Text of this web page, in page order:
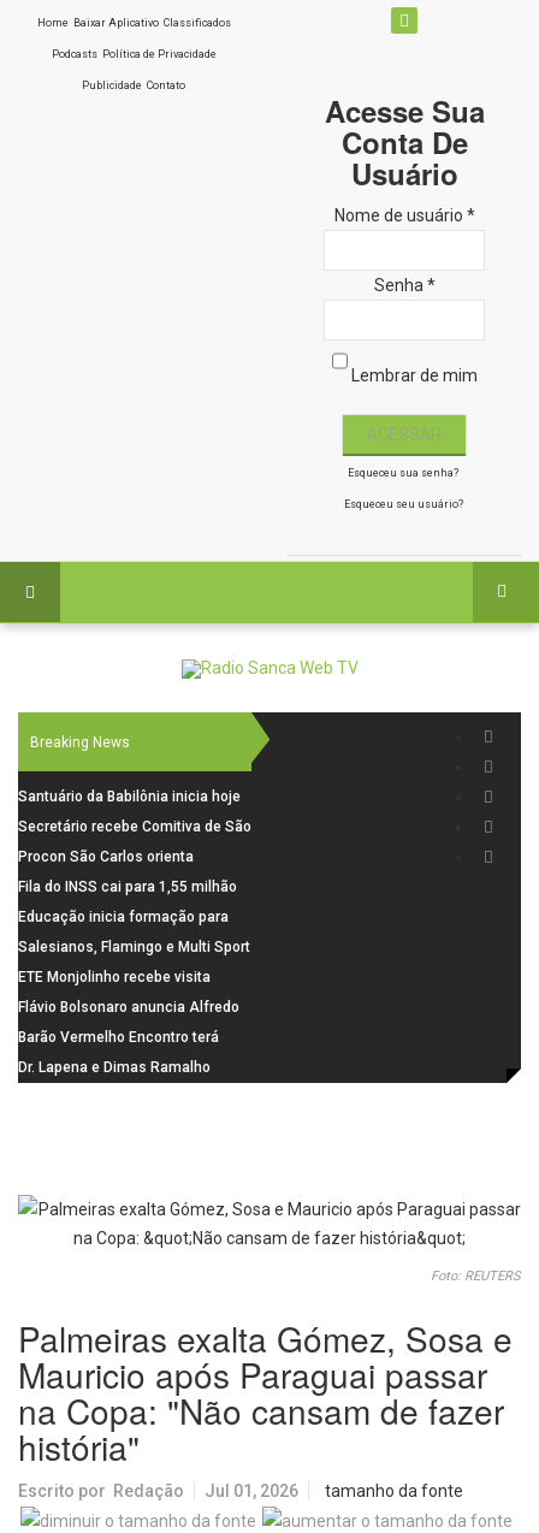
Home Baixar Aplicativo Classificados
Podcasts Política de Privacidade
Publicidade Contato
Acesse Sua
Conta De
Usuário
Nome de usuário *
Senha *
Lembrar de mim
Esqueceu sua senha?
Esqueceu seu usuário?
Breaking News
Santuário da Babilônia inicia hoje
(06), uma programação especial
para os seus 160 anos de história.
Secretário recebe Comitiva de São
Carlos para debater investimentos
em rodovias
Procon São Carlos orienta
consumidores sobre cuidados
nas compras para o Dia dos Pais
Fila do INSS cai para 1,55 milhão
em julho, com alta de 66,5% nos
pedidos negados em 2026
Educação inicia formação para
elaboração do novo Plano
Municipal
Salesianos, Flamingo e Multi Sport
vão representar São Carlos no
campeonato Estadual
ETE Monjolinho recebe visita
científica da FAPESP
Flávio Bolsonaro anuncia Alfredo
Gaspar, relator da comissão do
INSS, como vice
Barão Vermelho Encontro terá
data extra em Belo Horizonte
Dr. Lapena e Dimas Ramalho
Foto: REUTERS
Palmeiras exalta Gómez, Sosa e
Mauricio após Paraguai passar
na Copa: "Não cansam de fazer
história"
Escrito por Redação Jul 01, 2026 tamanho da fonte